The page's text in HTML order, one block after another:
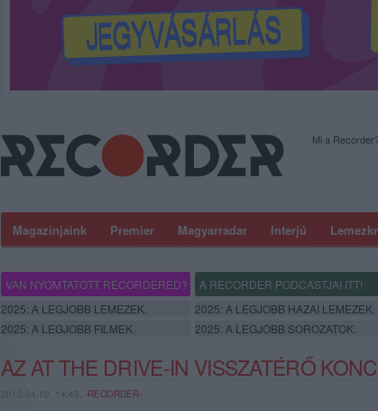
Magazinjaink Premier Magyarradar Interjú
Mi a Recorder?
VAN NYOMTATOTT RECORDERED? A RECORDER PODCASTJAI ITT!
2025: A LEGJOBB LEMEZEK.
2025: A LEGJOBB HAZAI LEMEZEK.
2025: A LEGJOBB FILMEK.
2025: A LEGJOBB SOROZATOK.
AZ AT THE DRIVE-IN VISSZATÉRŐ
2012.04.10. 14:45, -RECORDER-